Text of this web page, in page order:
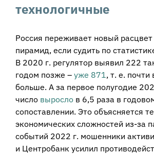
технологичные
Россия переживает новый
пирамид, если судить по
В 2020 г. регулятор выявил 222
годом позже – уже 871, т. е. почти
больше. А за первое полугодие
число вырослов 6,5 раза в
сопоставлении. Это объясняется
экономических сложностей из-за
событий 2022 г. мошенники
и Центробанк усилил